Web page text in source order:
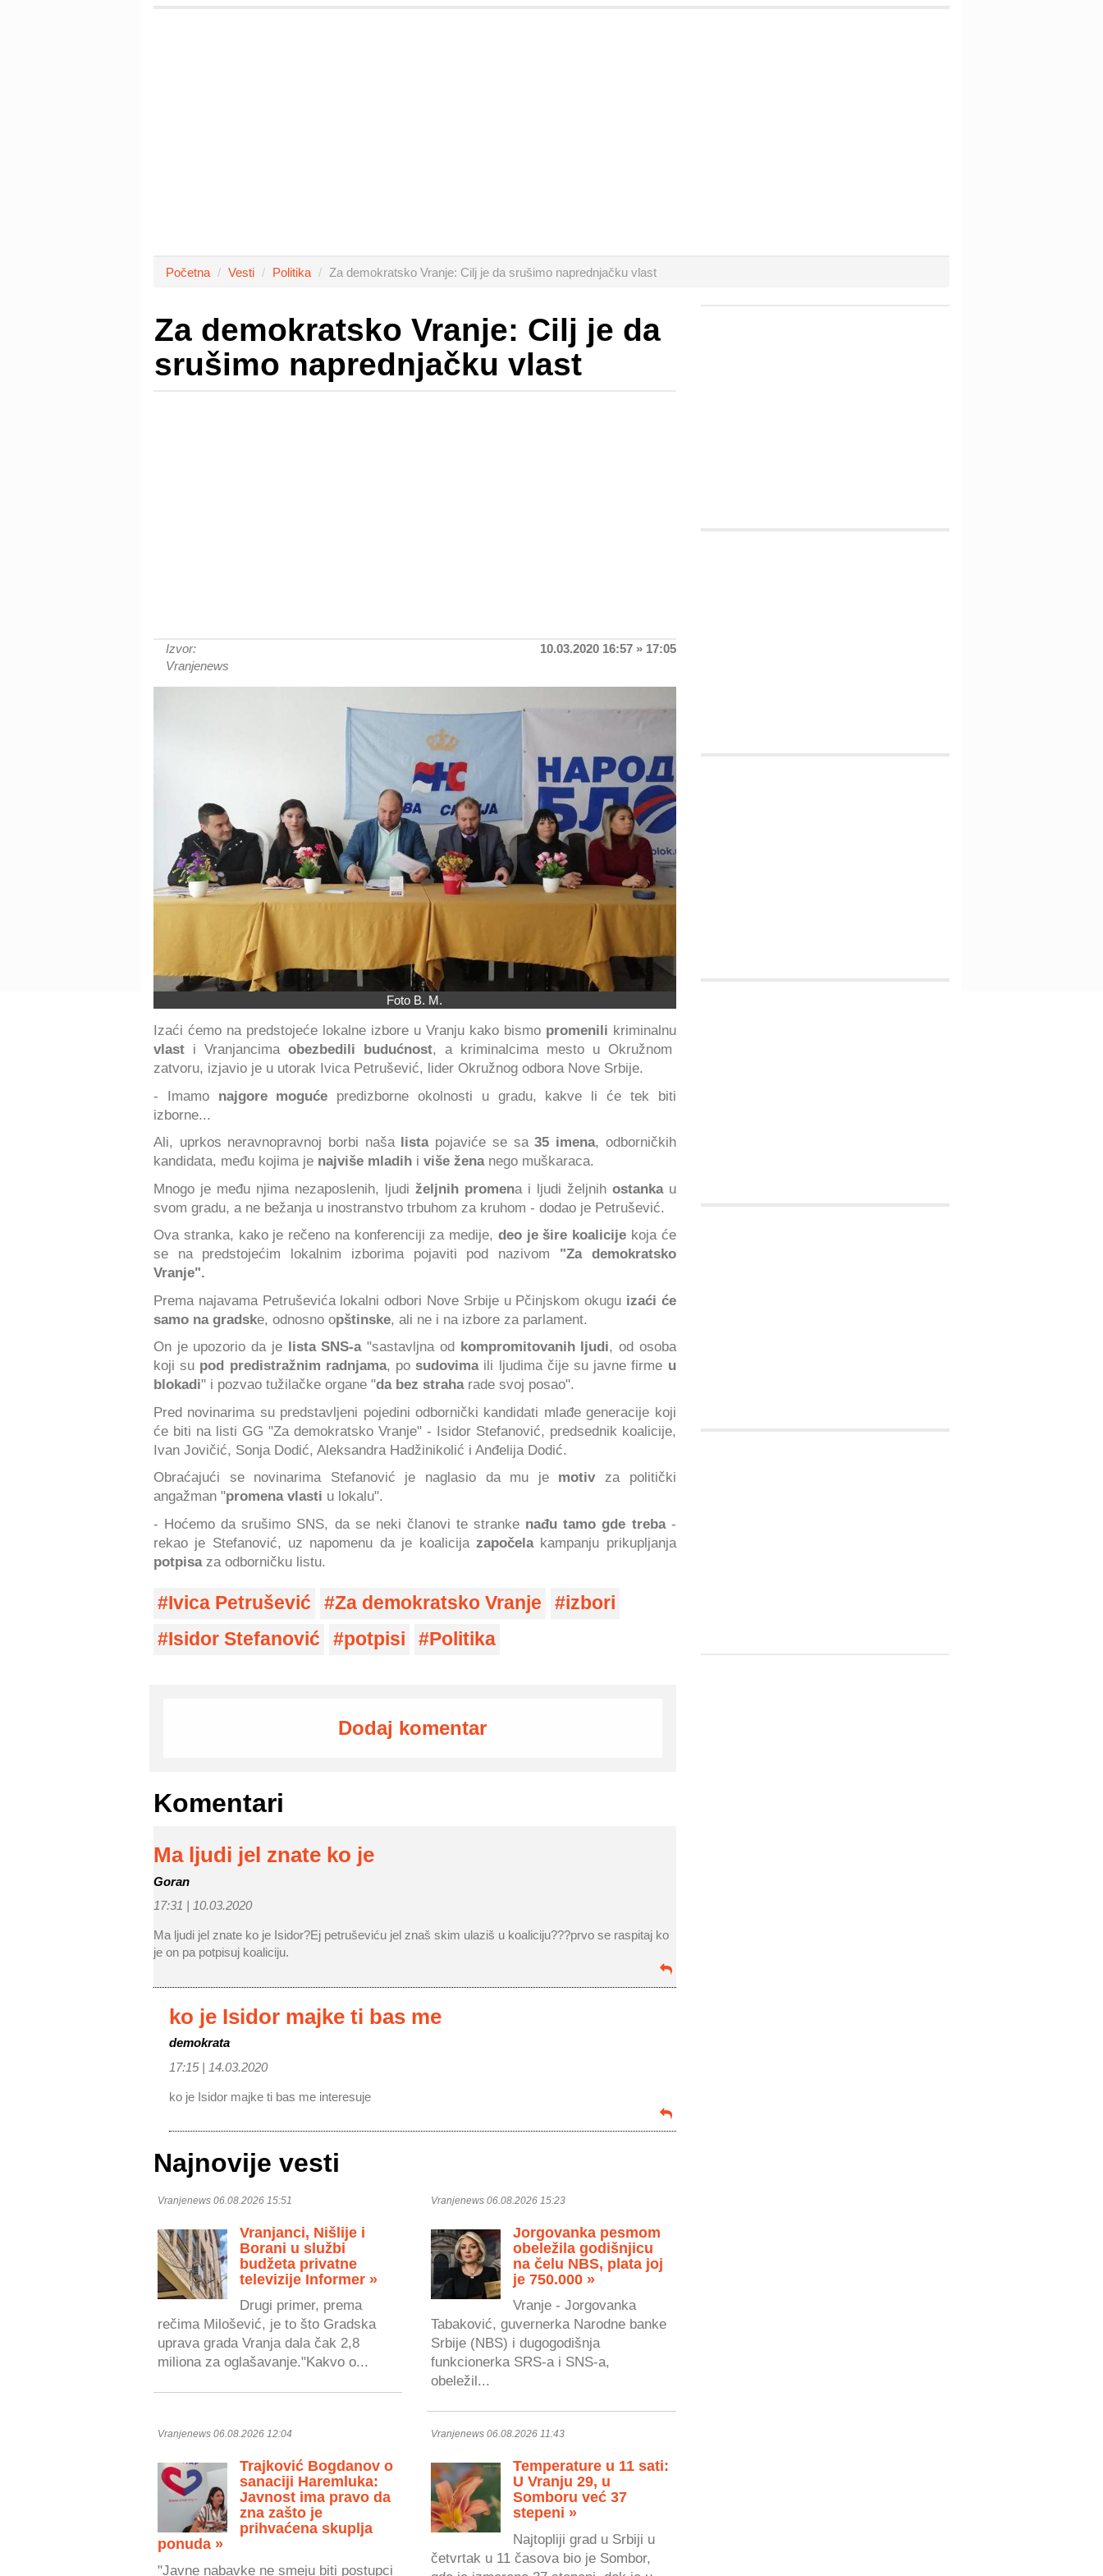
Početna Vesti Politika Za demokratsko Vranje: Cilj je da srušimo naprednjačku vlast
Za demokratsko Vranje: Cilj je da
srušimo naprednjačku vlast
Izvor:
Vranjenews
10.03.2020 16:57 » 17:05
Foto B. M.
Izaći ćemo na predstojeće lokalne izbore u Vranju kako bismo promenili kriminalnu
vlast i Vranjancima obezbedili budućnost, a kriminalcima mesto u Okružnom
zatvoru, izjavio je u utorak Ivica Petrušević, lider Okružnog odbora Nove Srbije.
- Imamo najgore moguće predizborne okolnosti u gradu, kakve li će tek biti
izborne...
Ali, uprkos neravnopravnoj borbi naša
listapojaviće se sa35 imena, odborničkih
kandidata, među kojima je najviše mladih i više ženanego muškaraca.
Mnogo je među njima nezaposlenih, ljudi željnih promena i ljudi željnih ostankau
svom gradu, a ne bežanja u inostranstvo trbuhom za kruhom - dodao je Petrušević.
Ova stranka, kako je rečeno na konferenciji za medije, deo je šire koalicije koja će
se na predstojećim lokalnim izborima pojaviti pod nazivom "Za demokratsko
Vranje".
Prema najavama Petruševića lokalni odbori Nove Srbije u Pčinjskom okugu izaći će
samo na gradske, odnosno opštinske, ali ne i na izbore za parlament.
On je upozorio da je
lista SNS-a"sastavljna od kompromitovanih ljudi, od osoba
koji su pod predistražnim radnjama, posudovimaili ljudima čije su javne firme u
blokadi" i pozvao tužilačke organe "da bez straharade svoj posao".
Pred novinarima su predstavljeni pojedini odbornički kandidati mlađe generacije koji
će biti na listi GG "Za demokratsko Vranje" - Isidor Stefanović, predsednik koalicije,
Ivan Jovičić, Sonja Dodić, Aleksandra Hadžinikolić i Anđelija Dodić.
Obraćajući se novinarima Stefanović je naglasio da mu je motivza politički
angažman "promena vlasti u lokalu".
- Hoćemo da srušimo SNS, da se neki članovi te stranke nađu tamo gde treba-
rekao je Stefanović, uz napomenu da je koalicija započelakampanju prikupljanja
potpisaza odborničku listu.
Ivica Petrušević Za demokratsko Vranje
izbori
Isidor Stefanović
potpisi Politika
Dodaj komentar
Komentari
Ma ljudi jel znate ko je
Goran
17:31 | 10.03.2020
Ma ljudi jel znate ko je Isidor?Ej petruševiću jel znaš skim ulaziš u koaliciju???prvo se raspitaj ko
je on pa potpisuj koaliciju.
ko je Isidor majke ti bas me
demokrata
17:15 | 14.03.2020
ko je Isidor majke ti bas me interesuje
Najnovije vesti
Vranjenews 06.08.2026 15:51
Vranjanci, Nišlije i
Borani u službi
budžeta privatne
televizije Informer »
Drugi primer, prema
rečima Milošević, je to što Gradska
uprava grada Vranja dala čak 2,8
miliona za oglašavanje."Kakvo o...
Vranjenews 06.08.2026 15:23
Jorgovanka pesmom
obeležila godišnjicu
na čelu NBS, plata joj
je 750.000 »
Vranje - Jorgovanka
Tabaković, guvernerka Narodne banke
Srbije (NBS) i dugogodišnja
funkcionerka SRS-a i SNS-a,
obeležil...
Vranjenews 06.08.2026 12:04
Trajković Bogdanov o
sanaciji Haremluka:
Javnost ima pravo da
zna zašto je
prihvaćena skuplja
ponuda »
"Javne nabavke ne smeju biti postupci
Vranjenews 06.08.2026 11:43
Temperature u 11 sati:
U Vranju 29, u
Somboru već 37
stepeni »
Najtopliji grad u Srbiji u
četvrtak u 11 časova bio je Sombor,